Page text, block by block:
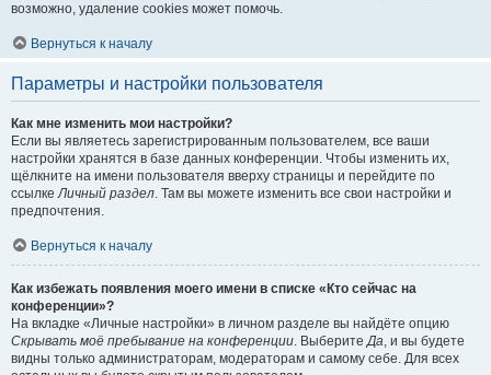
возможно, удаление cookies может помочь.
Вернуться к началу
Параметры и настройки пользователя
Как мне изменить мои настройки?
Если вы являетесь зарегистрированным пользователем, все ваши
настройки хранятся в базе данных конференции. Чтобы изменить их,
щёлкните на имени пользователя вверху страницы и перейдите по
ссылкеЛичный раздел. Там вы можете изменить все свои настройки и
предпочтения.
Вернуться к началу
Как избежать появления моего имени в списке «Кто сейчас на
конференции»?
На вкладке «Личные настройки» в личном разделе вы найдёте опцию
Скрывать моё пребывание на конференции. ВыберитеДа, и вы будете
видны только администраторам, модераторам и самому себе. Для всех